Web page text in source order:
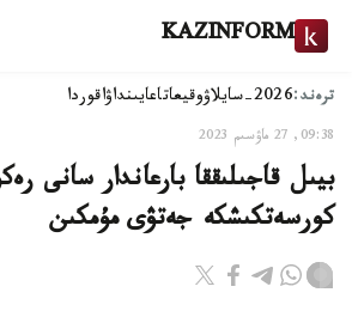
KAZINFORM
ترەند:2026-سايلاۋ وقيعاتاعايىنداۋاقوردا
09:38, 27 ماۋسىم 2023
بيىل قاجىلىققا بارعاندار سانى
كورسەتكىشكە جەتۋى مۇمكىن